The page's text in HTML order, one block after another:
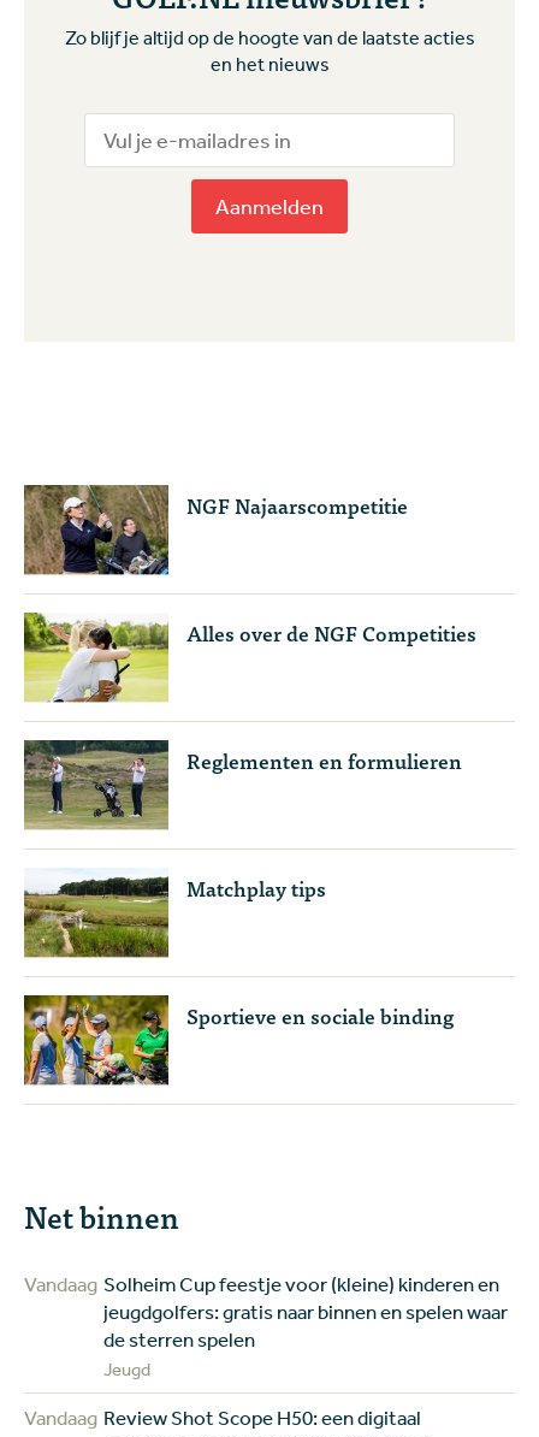
Zo blijf je altijd op de hoogte van de laatste acties
en het nieuws
Aanmelden
NGF Najaarscompetitie
Alles over de NGF Competities
Reglementen en formulieren
Matchplay tips
Sportieve en sociale binding
Net binnen
Vandaag Solheim Cup feestje voor (kleine) kinderen en
jeugdgolfers: gratis naar binnen en spelen waar
de sterren spelen
Jeugd
Vandaag Review Shot Scope H50: een digitaal